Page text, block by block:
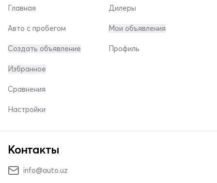
Главная
Авто с пробегом
Создать объявление
Дилеры
Мои объявления
Профиль
Избранное
Сравнения
Настройки
Контакты
info@auto.uz